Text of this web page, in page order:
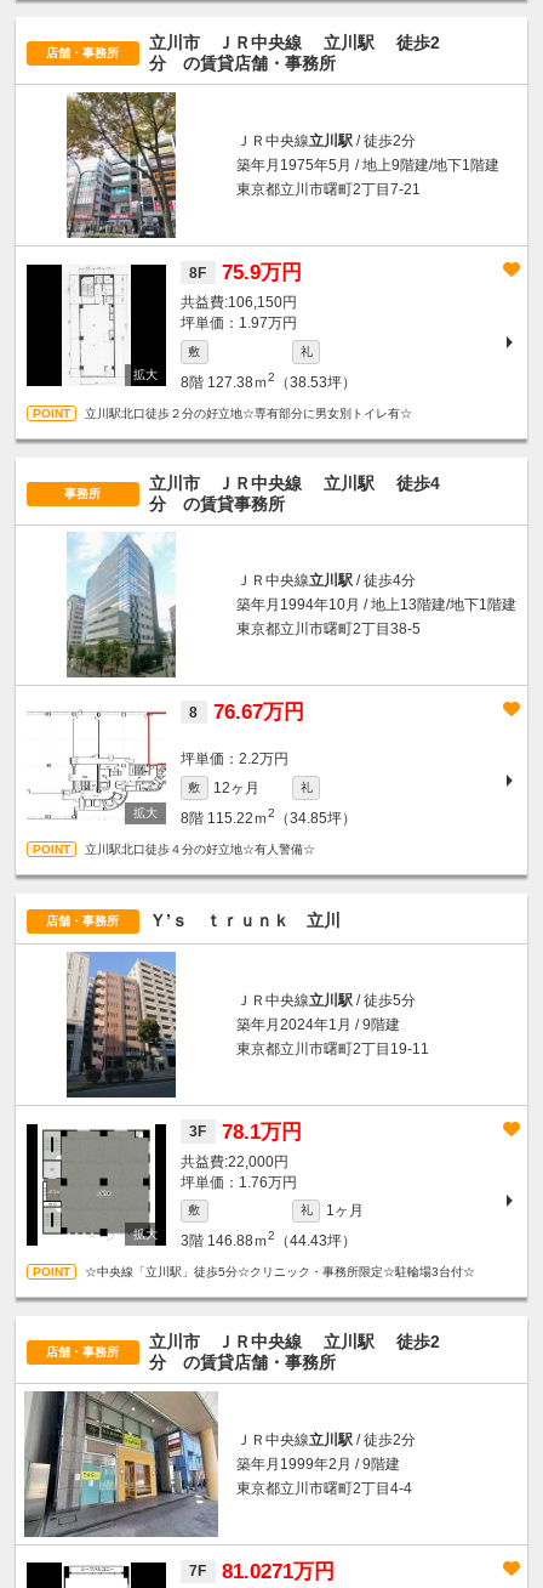
店舗・事務所
立川市 ＪＲ中央線 立川駅
徒歩2
分 の賃貸店舗・事務所
ＪＲ中央線立川駅 / 徒歩2分
築年月1975年5月 / 地上9階建/地下1階建
東京都立川市曙町2丁目7-21
8F 75.9万円
106,150円
坪単価：1.97万円
敷 礼
8階 127.38ｍ2 （38.53坪）
立川駅北口徒歩２分の好立地☆専有部分に男女別トイレ有☆
事務所
立川市 ＪＲ中央線 立川駅
徒歩4
分 の賃貸事務所
ＪＲ中央線立川駅 / 徒歩4分
築年月1994年10月 / 地上13階建/地下1階建
東京都立川市曙町2丁目38-5
8 76.67万円
坪単価：2.2万円
敷 12ヶ月 礼
8階 115.22ｍ2 （34.85坪）
立川駅北口徒歩４分の好立地☆有人警備☆
店舗・事務所 Ｙ’ｓ ｔｒｕｎｋ 立川
ＪＲ中央線立川駅 / 徒歩5分
築年月2024年1月 / 9階建
東京都立川市曙町2丁目19-11
3F 78.1万円
22,000円
坪単価：1.76万円
敷 礼
1ヶ月
3階 146.88ｍ2 （44.43坪）
☆中央線「立川駅」徒歩5分☆クリニック・事務所限定☆駐輪場3台付☆
店舗・事務所
立川市 ＪＲ中央線 立川駅
徒歩2
分 の賃貸店舗・事務所
ＪＲ中央線立川駅 / 徒歩2分
築年月1999年2月 / 9階建
東京都立川市曙町2丁目4-4
7F 81.0271万円